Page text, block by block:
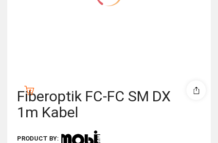
Fiberoptik FC-FC SM DX
1m Kabel
PRODUCT BY: